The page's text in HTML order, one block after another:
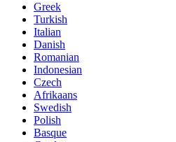
Greek
Turkish
Italian
Danish
Romanian
Indonesian
Czech
Afrikaans
Swedish
Polish
Basque